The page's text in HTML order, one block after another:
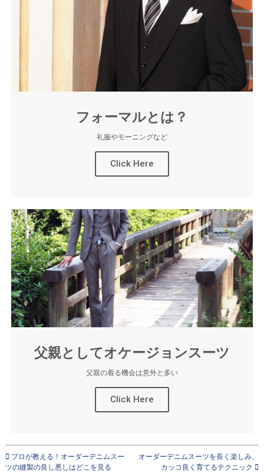
フォーマルとは？
礼服やモーニングなど
Click Here
父親としてオケージョンスーツ
父親の着る機会は意外と多い
Click Here
プロが教える！オーダーデニムスー
ツの縫製の良し悪しはどこを見る
オーダーデニムスーツを長く楽しみ、
カッコ良く育てるテクニック